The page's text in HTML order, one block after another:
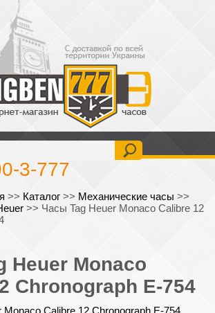
3-777
>> Каталог >> Механические часы >>
>> Часы Tag Heuer Monaco Calibre 12
Heuer Monaco
Chronograph E-754